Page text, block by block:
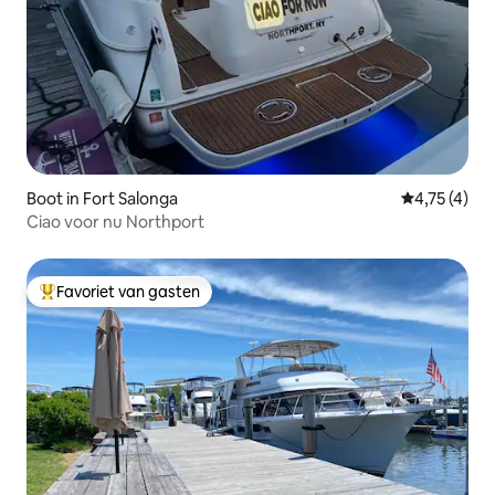
Boot in Fort Salonga
4,75 (4)
Ciao voor nu Northport
Topfavoriet van gasten
Favoriet van gasten